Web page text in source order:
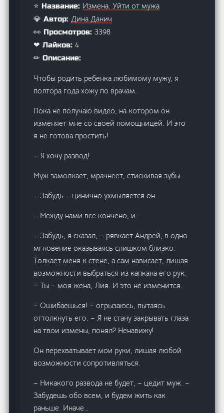
⭐ Название: Измена. Уйти от мужа
💎 Автор:Дина Данич
👀 Просмотров:3398
❤ Лайков:4
✏ Описание:
Чтобы родить ребенка любимому мужу, я
полтора года хожу по врачам.
Пока не получаю видео, на котором он
изменяет мне со своей помощницей. И это
я не готова простить!
– Я хочу развод!
Муж замолкает, мрачнеет, стискивая зубы.
– Забудь – цинично ухмыляется он.
– Между нами все кончено, и…
– Забудь, я сказал, – рявкает Андрей, в одно
мгновение оказываясь слишком близко.
Толкает меня к стене, а сам нависает, лишая
возможности выбраться из капкана его рук.
– Ты – моя жена, Лия. И это не изменится.
– Ошибаешься! – огрызаюсь, пытаясь
оттолкнуть его. – Я не стану закрывать глаза
на твои измены, понял? Ненавижу!
Он перехватывает мои руки, лишая любой
возможности сопротивляться.
– Никакого развода не будет, – цедит муж. –
Забудешь обо всем, и будем жить как
раньше. Иначе…